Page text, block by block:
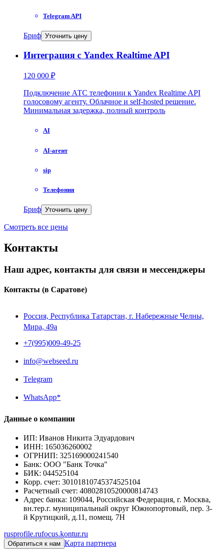
Telegram API
Бриф Уточнить цену
Интеграция с Yandex Realtime API
120 000 ₽
Подключение АТС телефонии к Yandex Realtime API
голосовому агенту. Облачное и self-hosted решение.
Минимальная задержка, полный контроль
AI
AI-агент
sip
Телефония
Бриф Уточнить цену
Смотреть все цены
Контакты
Наш адрес, контакты для связи и мессенджеры
Контакты (в Саратове)
Россия, Республика Татарстан, г. Набережные Челны,
Мира, 49a
+7(995)009-49-25
info@webseed.ru
Telegram
WhatsApp*
Данные о компании
ИП: Иванов Никита Эдуардович
ИНН: 165036260002
ОГРНИП: 325169000241540
Банк: ООО "Банк Точка"
БИК: 044525104
Корр. счет: 30101810745374525104
Расчетный счет: 40802810520000814743
Адрес банка: 109044, Российская Федерация, г. Москва,
вн.тер.г. муниципальный округ Южнопортовый, пер. 3-
й Крутицкий, д.11, помещ. 7Н
rusprofile.rufocus.kontur.ru
Обратиться к нам Карта партнера